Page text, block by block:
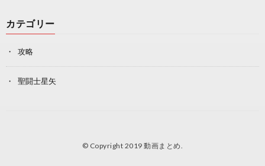
カテゴリー
攻略
聖闘士星矢
© Copyright 2019動画まとめ.